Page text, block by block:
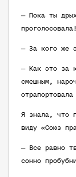
— Пока ты
— За кого же
— Как это за
смешным,
Я знала, что
виду «Союз
— Все равно
сонно